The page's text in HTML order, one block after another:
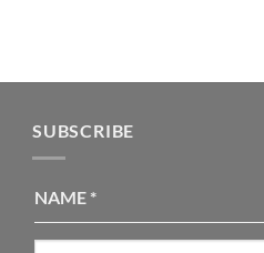
SUBSCRIBE
NAME *